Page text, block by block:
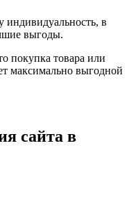
в
выгоды.
покупка товара или
максимально выгодной
сайта в